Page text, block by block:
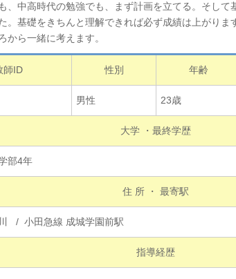
、中高時代の勉強でも、まず計画を立てる。そして
。基礎をきちんと理解できれば必ず成績は上がりま
から一緒に考えます。
師ID 性別 年齢
男性 23歳
大学 ・最終学歴
部4年
住 所 ・ 最寄駅
/ 小田急線 成城学園前駅
指導経歴